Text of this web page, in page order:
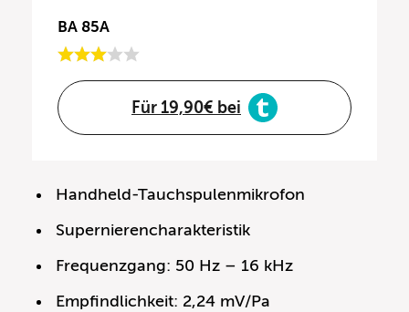
BA 85A
Für 19,90€ bei
Handheld-Tauchspulenmikrofon
Supernierencharakteristik
Frequenzgang: 50 Hz – 16 kHz
Empfindlichkeit: 2,24 mV/Pa